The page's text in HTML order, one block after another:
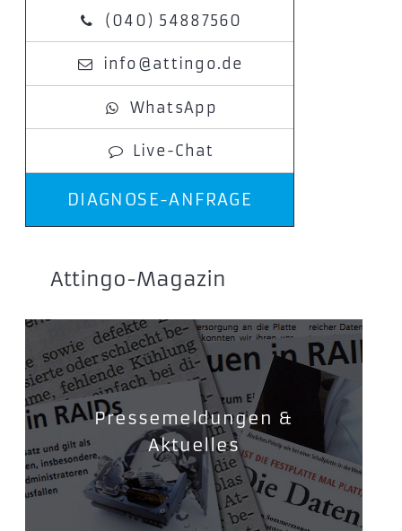
(040) 54887560
info@attingo.de
WhatsApp
Live-Chat
DIAGNOSE-ANFRAGE
Attingo-Magazin
Pressemeldungen &
Aktuelles